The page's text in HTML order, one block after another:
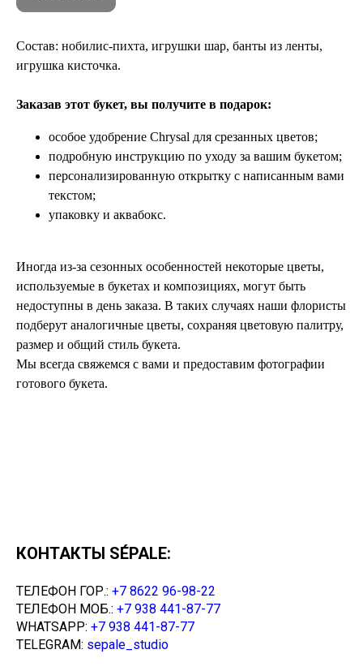
Состав: нобилис-пихта, игрушки шар, банты из ленты,
игрушка кисточка.
Заказав этот букет, вы получите в подарок:
особое удобрение Chrysal для срезанных цветов;
подробную инструкцию по уходу за вашим букетом;
персонализированную открытку с написанным вами
текстом;
упаковку и аквабокс.
Иногда из-за сезонных особенностей некоторые цветы,
используемые в букетах и композициях, могут быть
недоступны в день заказа. В таких случаях наши флористы
подберут аналогичные цветы, сохраняя цветовую палитру,
размер и общий стиль букета.
Мы всегда свяжемся с вами и предоставим фотографии
готового букета.
КОНТАКТЫ SÉPALE:
ТЕЛЕФОН ГОР.: +7 8622 96-98-22
ТЕЛЕФОН МОБ.: +7 938 441-87-77
WHATSAPP: +7 938 441-87-77
TELEGRAM: sepale_studio